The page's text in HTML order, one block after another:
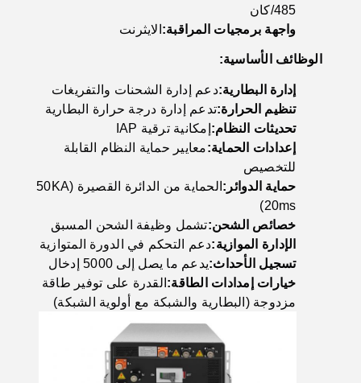
485/كان
واجهة برمجيات المراقبة:الايثرنت
الوظائف الأساسية:
إدارة البطارية:دعم إدارة الشحنات والتفريغات
تنظيم الحرارة:تدعم إدارة درجة حرارة البطارية
تحديثات النظام:إمكانية ترقية IAP
إعدادات الحماية:معايير حماية النظام القابلة
للتخصيص
حماية الدوائر:
الحماية من الدائرة القصيرة (50KA
20ms)
خصائص الشحن:تشمل وظيفة الشحن المسبق
الإدارة الموازية:دعم التحكم في الدورة المتوازية
تسجيل الأحداث:يدعم ما يصل إلى 5000 إدخال
خيارات إمدادات الطاقة:القدرة على توفير طاقة
مزدوجة (البطارية والشبكة مع أولوية الشبكة)